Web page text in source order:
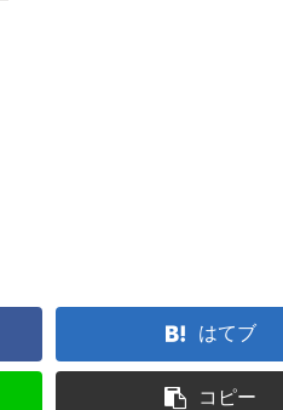
はてブ
コピー